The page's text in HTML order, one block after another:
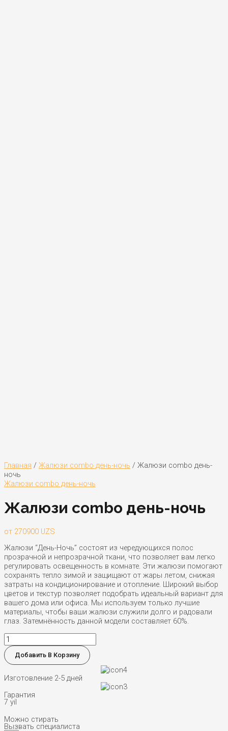
Главная / Жалюзи combo день-ночь / Жалюзи combo день-
ночь
Жалюзи combo день-ночь
Жалюзи combo день-ночь
от 270900 UZS
Жалюзи “День-Ночь” состоят из чередующихся полос
прозрачной и непрозрачной ткани, что позволяет вам легко
регулировать освещенность в комнате. Эти жалюзи помогают
сохранять тепло зимой и защищают от жары летом, снижая
затраты на кондиционирование и отопление. Широкий выбор
цветов и текстур позволяет подобрать идеальный вариант для
вашего дома или офиса. Мы используем только лучшие
материалы, чтобы ваши жалюзи служили долго и радовали
глаз. Затемнённость данной модели составляет 60%.
Количество
товара
Жалюзи
combo
день-
ночь
Добавить В Корзину
Изготовление 2-5 дней
Гарантия
7 yil
Можно стирать
Вызвать специалиста